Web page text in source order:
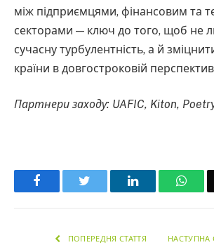
між підприємцями, фінансовим та
секторами — ключ до того, щоб не
сучасну турбулентність, а й
країни в довгостроковій
Партнери заходу: UAFIC, Kiton,
Facebook LinkedIn
ПОПЕРЕДНЯ СТАТТЯ НАСТУПНА